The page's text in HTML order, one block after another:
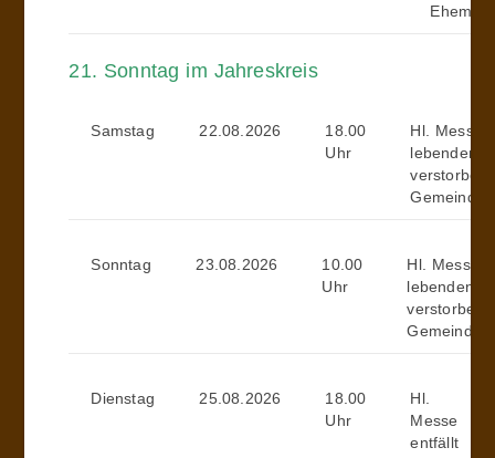
21. Sonntag im Jahreskreis
Samstag 22.08.2026
18.00
Uhr
Hl. Messe
lebenden
Sonntag 23.08.2026
10.00
Uhr
Hl. Messe
lebenden
Dienstag 25.08.2026
18.00
Uhr
Hl.
Messe
entfällt